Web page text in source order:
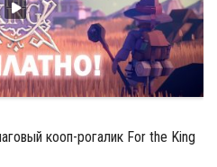
кооп-рогалик For the King